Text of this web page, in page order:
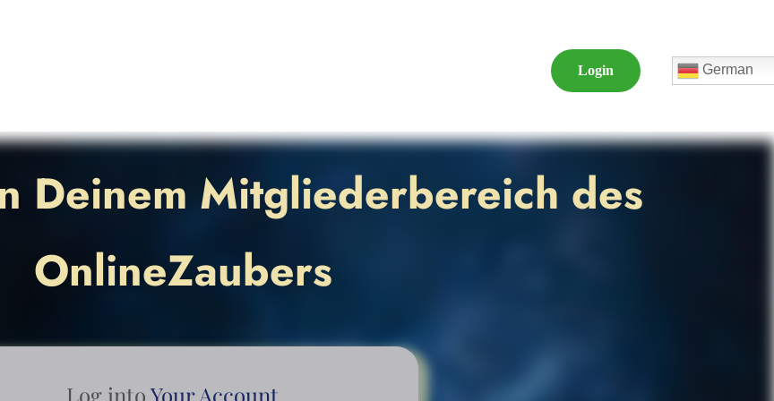
Login German
Deinem Mitgliederbereich des
OnlineZaubers
Log intoYour Account